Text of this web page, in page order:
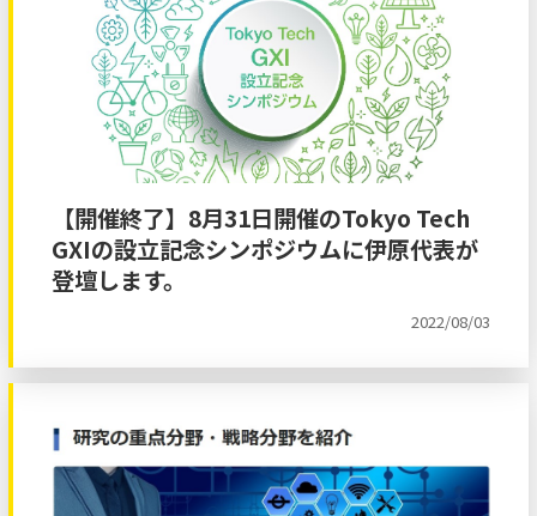
【開催終了】8月31日開催のTokyo Tech
GXIの設立記念シンポジウムに伊原代表が
登壇します。
2022/08/03